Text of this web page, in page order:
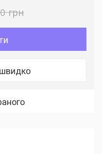
грн